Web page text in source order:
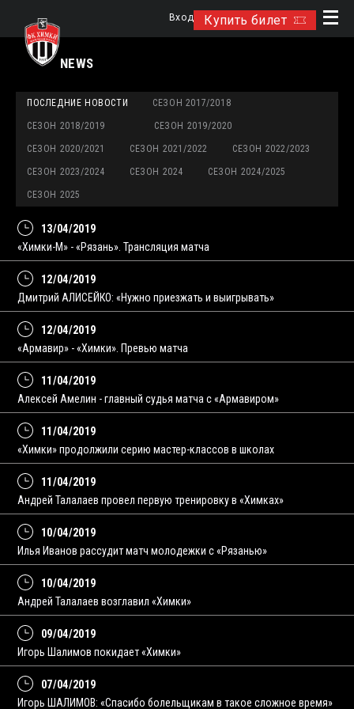
Купить билет
Вход
NEWS
ПОСЛЕДНИЕ НОВОСТИ СЕЗОН 2017/2018
СЕЗОН 2018/2019 СЕЗОН 2019/2020
СЕЗОН 2020/2021 СЕЗОН 2021/2022 СЕЗОН 2022/2023
СЕЗОН 2023/2024 СЕЗОН 2024 СЕЗОН 2024/2025
СЕЗОН 2025
13/04/2019
«Химки-М» - «Рязань». Трансляция матча
12/04/2019
Дмитрий АЛИСЕЙКО: «Нужно приезжать и выигрывать»
12/04/2019
«Армавир» - «Химки». Превью матча
11/04/2019
Алексей Амелин - главный судья матча с «Армавиром»
11/04/2019
«Химки» продолжили серию мастер-классов в школах
11/04/2019
Андрей Талалаев провел первую тренировку в «Химках»
10/04/2019
Илья Иванов рассудит матч молодежки с «Рязанью»
10/04/2019
Андрей Талалаев возглавил «Химки»
09/04/2019
Игорь Шалимов покидает «Химки»
07/04/2019
Игорь ШАЛИМОВ: «Спасибо болельщикам в такое сложное время»